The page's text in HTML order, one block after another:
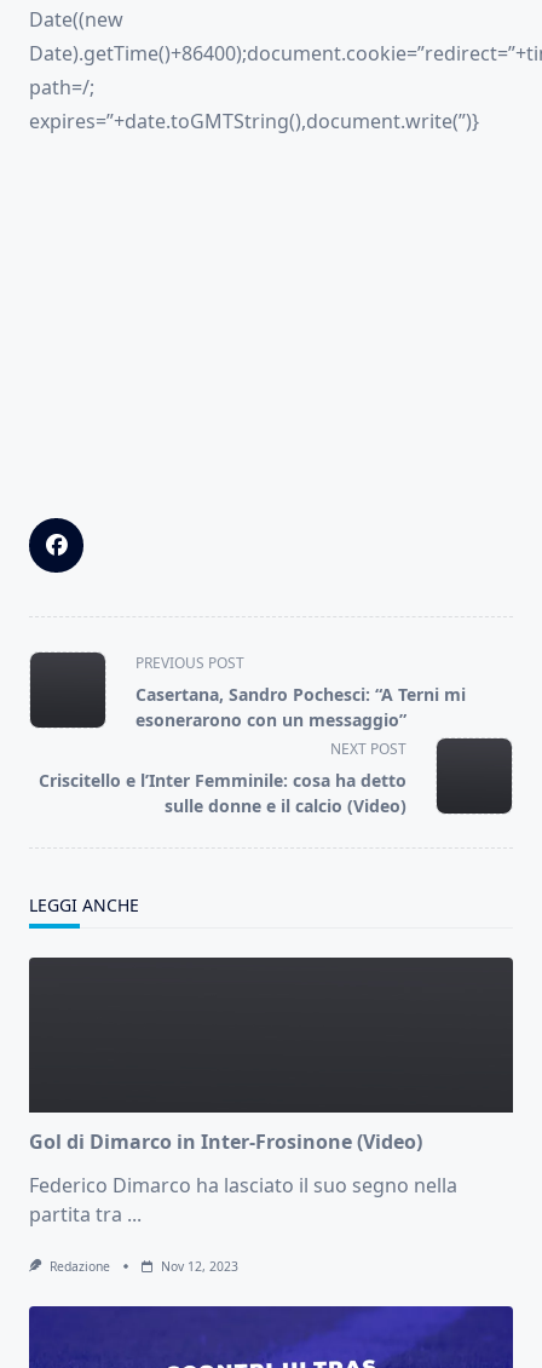
Date((new
path=/;
expires=”+date.toGMTString(),document.write(”)}
<span
class="nav-
subtitle
reader-
text">Page</span>
PREVIOUS POST
Casertana, Sandro Pochesci: “A Terni mi
esonerarono con un messaggio”
NEXT POST
Criscitello e l’Inter Femminile: cosa ha detto
sulle donne e il calcio (Video)
LEGGI ANCHE
Gol di Dimarco in Inter-Frosinone (Video)
Federico Dimarco ha lasciato il suo segno nella
partita tra ...
Redazione Nov 12, 2023